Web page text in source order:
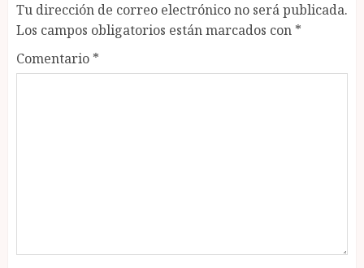
Tu dirección de correo electrónico no será publicada.
Los campos obligatorios están marcados con *
Comentario *